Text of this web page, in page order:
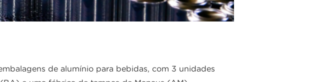
de alumínio para bebidas, com 3 unidades